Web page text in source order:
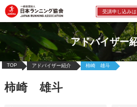
受講申し込み
アドバイザー
TOP アドバイザー紹介 柿崎 雄斗
柿崎 雄斗